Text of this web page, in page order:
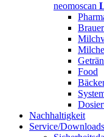
neomoscan
Food
Nachhaltigkeit
Service/Downloads